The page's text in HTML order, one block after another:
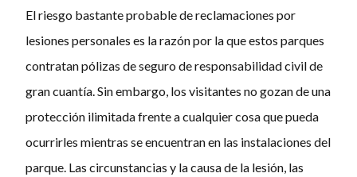
El riesgo bastante probable de reclamaciones por
lesiones personales es la razón por la que estos parques
contratan pólizas de seguro de responsabilidad civil de
gran cuantía. Sin embargo, los visitantes no gozan de una
protección ilimitada frente a cualquier cosa que pueda
ocurrirles mientras se encuentran en las instalaciones del
parque. Las circunstancias y la causa de la lesión, las